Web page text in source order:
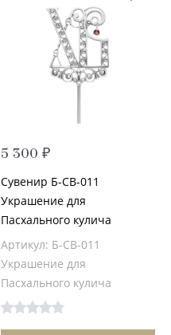
5 300 ₽
Сувенир Б-СВ-011
Украшение для
Пасхального кулича
Артикул: Б-СВ-011
Украшение для
Пасхального кулича